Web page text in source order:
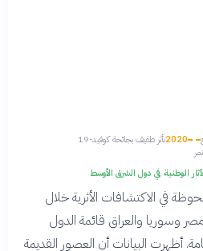
2020تأثر طفيف بجائحة كوفيد-19
الوطنية في دول الشرق الأوسط
في الاكتشافات الأثرية خلال
وسوريا والعراق قائمة الدول
أظهرت البيانات أن العصور القديمة